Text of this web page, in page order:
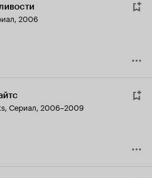
2006
, Сериал, 2006–2009